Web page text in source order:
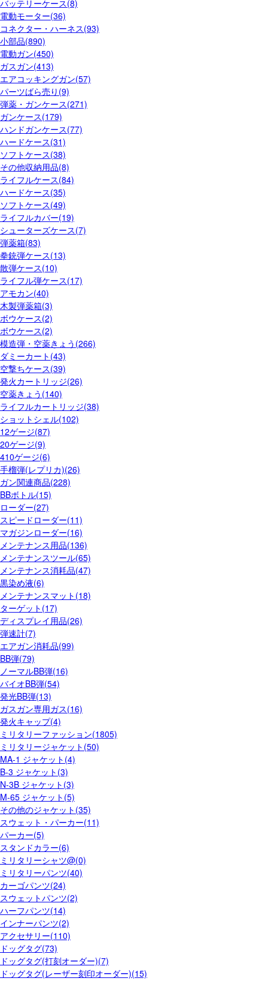
バッテリーケース(8)
電動モーター(36)
コネクター・ハーネス(93)
小部品(890)
電動ガン(450)
ガスガン(413)
エアコッキングガン(57)
パーツばら売り(9)
弾薬・ガンケース(271)
ガンケース(179)
ハンドガンケース(77)
ハードケース(31)
ソフトケース(38)
その他収納用品(8)
ライフルケース(84)
ハードケース(35)
ソフトケース(49)
ライフルカバー(19)
シューターズケース(7)
弾薬箱(83)
拳銃弾ケース(13)
散弾ケース(10)
ライフル弾ケース(17)
アモカン(40)
木製弾薬箱(3)
ボウケース(2)
ボウケース(2)
模造弾・空薬きょう(266)
ダミーカート(43)
空撃ちケース(39)
発火カートリッジ(26)
空薬きょう(140)
ライフルカートリッジ(38)
ショットシェル(102)
12ゲージ(87)
20ゲージ(9)
410ゲージ(6)
手榴弾(レプリカ)(26)
ガン関連商品(228)
BBボトル(15)
ローダー(27)
スピードローダー(11)
マガジンローダー(16)
メンテナンス用品(136)
メンテナンスツール(65)
メンテナンス消耗品(47)
黒染め液(6)
メンテナンスマット(18)
ターゲット(17)
ディスプレイ用品(26)
弾速計(7)
エアガン消耗品(99)
BB弾(79)
ノーマルBB弾(16)
バイオBB弾(54)
発光BB弾(13)
ガスガン専用ガス(16)
発火キャップ(4)
ミリタリーファッション(1805)
ミリタリージャケット(50)
MA-1 ジャケット(4)
B-3 ジャケット(3)
N-3B ジャケット(3)
M-65 ジャケット(5)
その他のジャケット(35)
スウェット・パーカー(11)
パーカー(5)
スタンドカラー(6)
ミリタリーシャツ@(0)
ミリタリーパンツ(40)
カーゴパンツ(24)
スウェットパンツ(2)
ハーフパンツ(14)
インナーパンツ(2)
アクセサリー(110)
ドッグタグ(73)
ドッグタグ(打刻オーダー)(7)
ドッグタグ(レーザー刻印オーダー)(15)